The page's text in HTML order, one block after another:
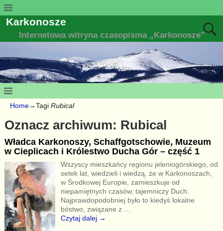
Karkonosze
Internetowa witryna czasopisma „Karkonosze”
Home→Tagi Rubical
Oznacz archiwum: Rubical
Władca Karkonoszy, Schaffgotschowie, Muzeum
w Cieplicach i Królestwo Ducha Gór – część 1
Wszyscy mieszkańcy regionu jeleniogórskiego, od
setek lat, wiedzieli i wiedzą, że w Karkonoszach,
w Środkowej Europie, zamieszkuje od
niepamiętnych czasów, tajemniczy Duch.
Najprawdopodobniej było to kiedyś lokalne
bóstwo, związane z
Czytaj dalej →